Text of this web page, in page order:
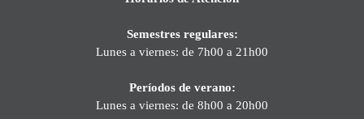
Semestres regulares:
Lunes a viernes: de 7h00 a 21h00
Períodos de verano:
Lunes a viernes: de 8h00 a 20h00